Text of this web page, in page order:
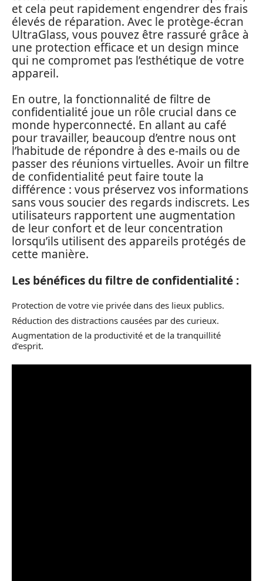
et cela peut rapidement engendrer des frais
élevés de réparation. Avec le protège-écran
UltraGlass, vous pouvez être rassuré grâce à
une protection efficace et un design mince
qui ne compromet pas l’esthétique de votre
appareil.
En outre, la fonctionnalité de filtre de
confidentialité joue un rôle crucial dans ce
monde hyperconnecté. En allant au café
pour travailler, beaucoup d’entre nous ont
l’habitude de répondre à des e-mails ou de
passer des réunions virtuelles. Avoir un filtre
de confidentialité peut faire toute la
différence : vous préservez vos informations
sans vous soucier des regards indiscrets. Les
utilisateurs rapportent une augmentation
de leur confort et de leur concentration
lorsqu’ils utilisent des appareils protégés de
cette manière.
Les bénéfices du filtre de confidentialité :
Protection de votre vie privée dans des lieux publics.
Réduction des distractions causées par des curieux.
Augmentation de la productivité et de la tranquillité
d’esprit.